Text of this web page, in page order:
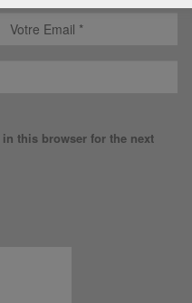
this browser for the next